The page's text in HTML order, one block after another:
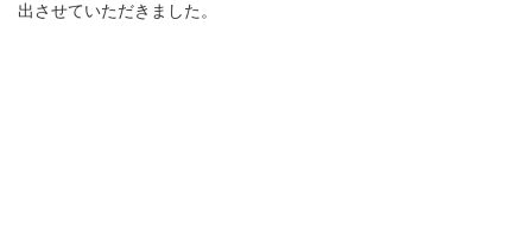
出させていただきました。